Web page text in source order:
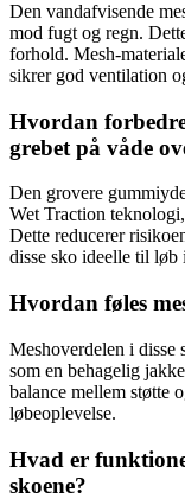
Den vandafvisende
mod fugt og regn.
forhold. Mesh-
sikrer god ventilation
Hvordan
grebet på våde
Den grovere
Wet Traction
Dette reducerer
disse sko ideelle til løb
Hvordan føles
Meshoverdelen i disse
som en behagelig
balance mellem støtte
løbeoplevelse.
Hvad er
skoene?